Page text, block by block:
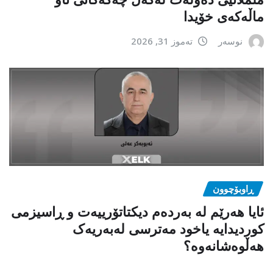
ماڵەکەی خۆیدا
نوسەر تەموز 31, 2026
ڕاوبۆچوون
ئایا هەرێم لە بەردەم دیکتاتۆرییەت و ڕاسیزمی
کوردیدایە یاخود مەترسی لەبەریەک
هەڵوەشانەوە؟